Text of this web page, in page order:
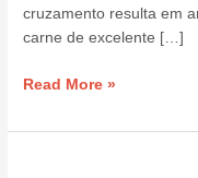
cruzamento resulta em
carne de excelente […]
Read More »